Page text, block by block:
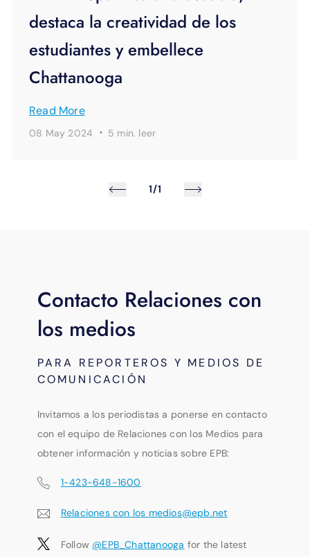
destaca la creatividad de los
estudiantes y embellece
Chattanooga
Read More
08 May 2024 · 5 min. leer
1/1
Contacto Relaciones con
los medios
PARA REPORTEROS Y MEDIOS DE
COMUNICACIÓN
Invitamos a los periodistas a ponerse en contacto
con el equipo de Relaciones con los Medios para
obtener información y noticias sobre EPB:
1-423-648-1600
Relaciones con los medios@epb.net
Follow @EPB_Chattanooga for the latest